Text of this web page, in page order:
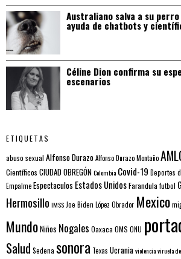
Australiano salva a su
ayuda de chatbots y
Céline Dion confirma su
escenarios
ETIQUETAS
abuso sexual Alfonso DurazoAlfonso Durazo Montaño
Científicos CIUDAD OBREGÓNColombia Covid-19 Deportes
EmpalmeEspectaculos Estados UnidosFarandulafutbol
Hermosillo IMSSJoe Biden López Obrador Mexico
MundoNiños Nogales Oaxaca OMS ONU
Salud Sedena sonora Texas Ucraniaviolenciaviruela